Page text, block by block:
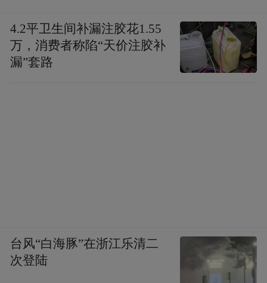
4.2平卫生间补漏注胶花1.55
万，消费者称陷“天价注胶补
漏”套路
台风“白海豚”在浙江乐清二
次登陆